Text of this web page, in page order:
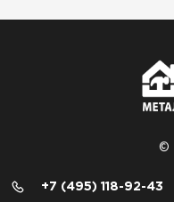
©
+7 (495) 118-92-43